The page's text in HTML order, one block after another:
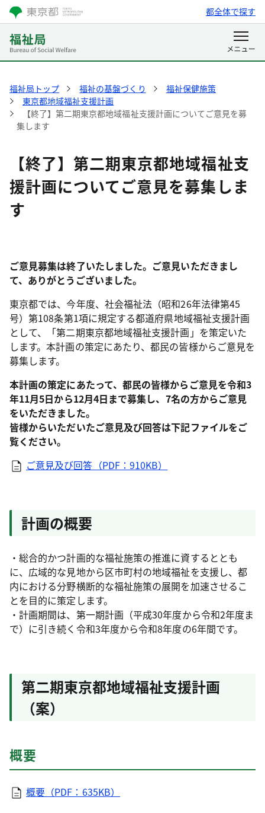
都全体で探す
福祉局トップ 福祉の基盤づくり
福祉保健施策
東京都地域福祉支援計画
【終了】第二期東京都地域福祉支援計画についてご意見を募
集します
【終了】第二期東京都地域福祉支
援計画についてご意見を募集しま
す
ご意見募集は終了いたしました。ご意見いただきまし
て、ありがとうございました。
東京都では、今年度、社会福祉法（昭和26年法律第45
号）第108条第1項に規定する都道府県地域福祉支援計画
として、「第二期東京都地域福祉支援計画」を策定いた
します。本計画の策定にあたり、都民の皆様からご意見を
募集します。
本計画の策定にあたって、都民の皆様からご意見を令和3
年11月5日から12月4日まで募集し、7名の方からご意見
をいただきました。
皆様からいただいたご意見及び回答は下記ファイルをご
覧ください。
ご意見及び回答（PDF：910KB）
計画の概要
・総合的かつ計画的な福祉施策の推進に資するととも
に、広域的な見地から区市町村の地域福祉を支援し、都
内における分野横断的な福祉施策の展開を加速させるこ
とを目的に策定します。
・計画期間は、第一期計画（平成30年度から令和2年度ま
で）に引き続く令和3年度から令和8年度の6年間です。
第二期東京都地域福祉支援計画
（案）
概要
概要（PDF：635KB）